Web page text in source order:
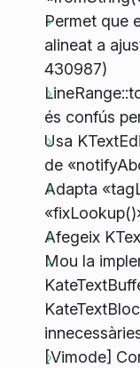
Permet que
alineat a
430987)
és confús
Usa
de
Adapta
Afegeix
Mou la
[Vimode]